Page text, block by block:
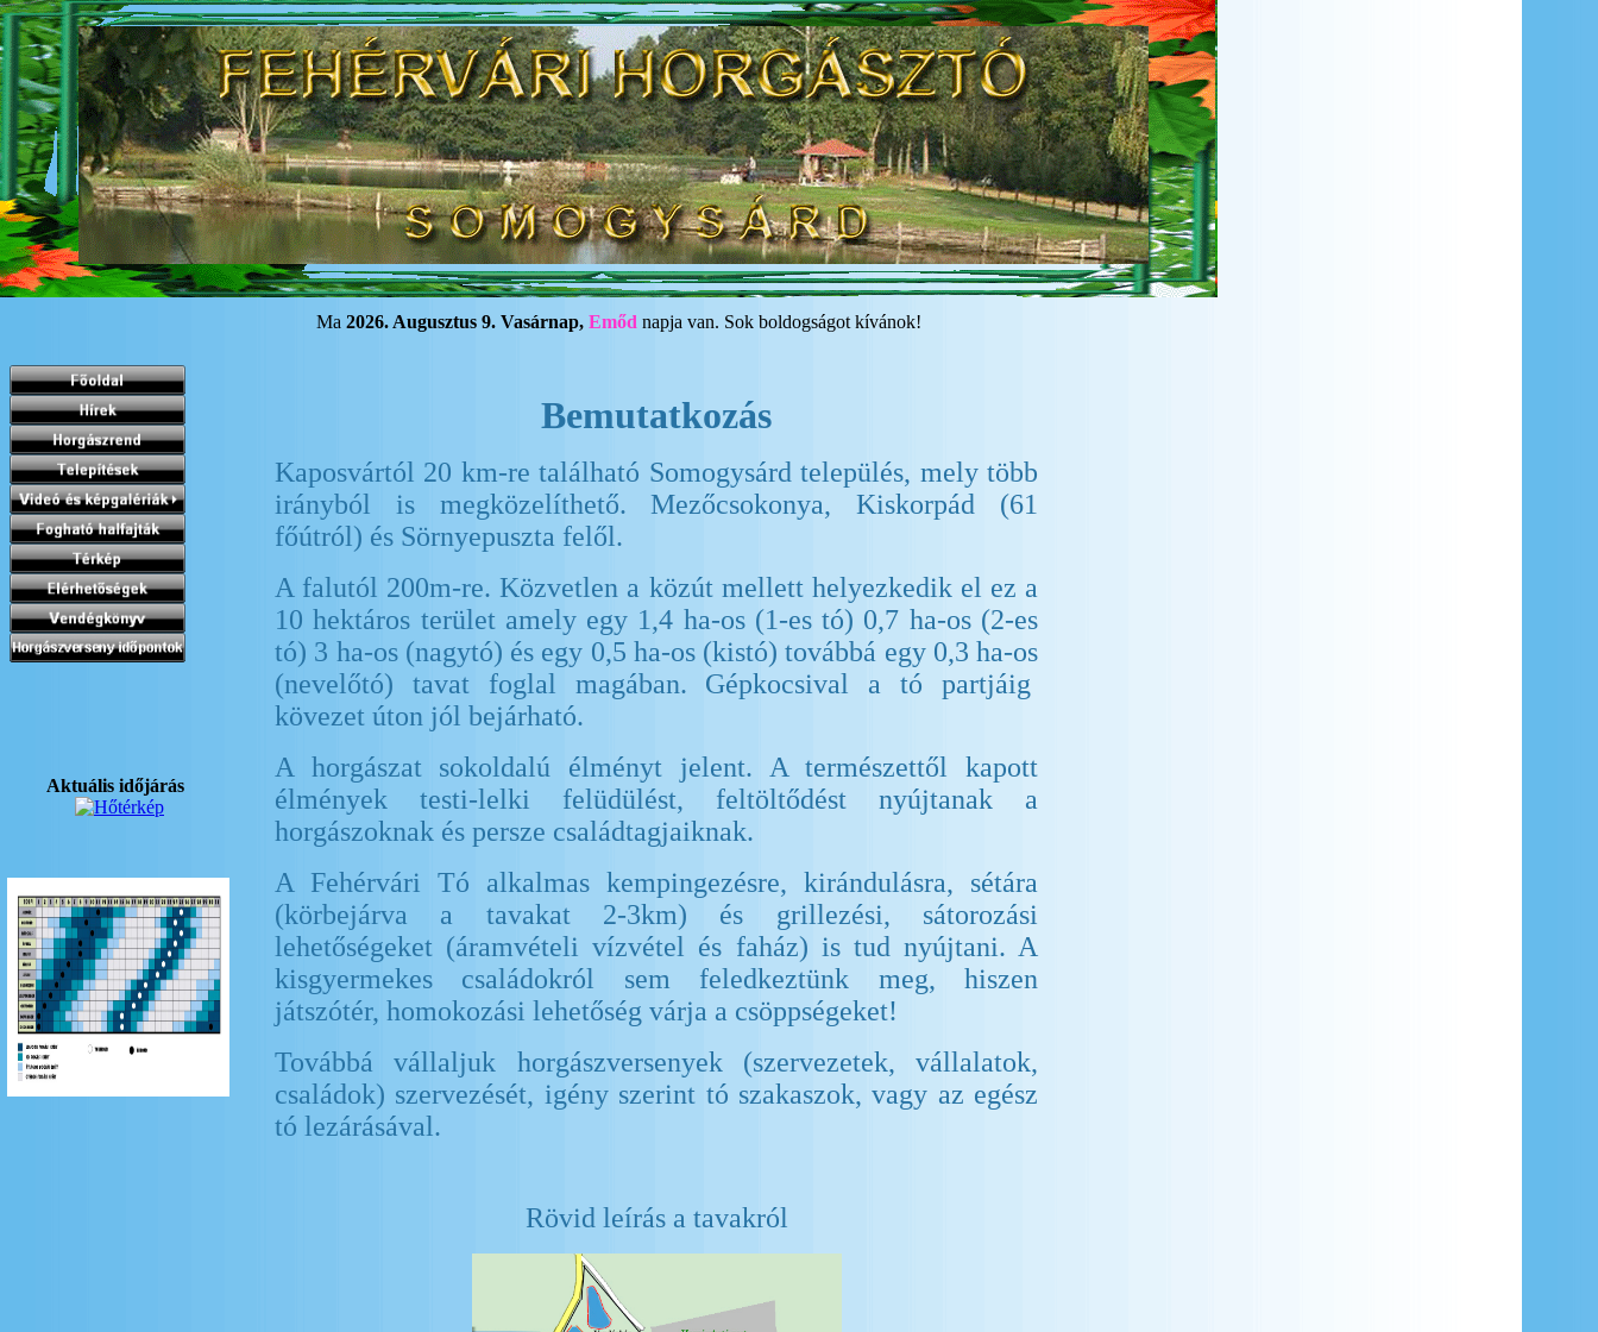
Ma 2026. Augusztus 9. Vasárnap,Emőd napja van. Sok boldogságot kívánok!
Aktuális időjárás
Bemutatkozás
Kaposvártól 20 km-re található Somogysárd település, mely több
irányból is megközelíthető. Mezőcsokonya, Kiskorpád (61
főútról) és Sörnyepuszta felől.
A falutól 200m-re. Közvetlen a közút mellett helyezkedik el ez a
10 hektáros terület amely egy 1,4 ha-os (1-es tó) 0,7 ha-os (2-es
tó) 3 ha-os (nagytó) és egy 0,5 ha-os (kistó) továbbá egy 0,3 ha-os
(nevelőtó) tavat foglal magában. Gépkocsival a tó partjáig
kövezet úton jól bejárható.
A horgászat sokoldalú élményt jelent. A természettől kapott
élmények testi-lelki felüdülést, feltöltődést nyújtanak a
horgászoknak és persze családtagjaiknak.
A Fehérvári Tó alkalmas kempingezésre, kirándulásra, sétára
(körbejárva a tavakat 2-3km) és grillezési, sátorozási
lehetőségeket (áramvételi vízvétel és faház) is tud nyújtani. A
kisgyermekes családokról sem feledkeztünk meg, hiszen
játszótér, homokozási lehetőség várja a csöppségeket!
Továbbá vállaljuk horgászversenyek (szervezetek, vállalatok,
családok) szervezését, igény szerint tó szakaszok, vagy az egész
tó lezárásával.
Rövid leírás a tavakról